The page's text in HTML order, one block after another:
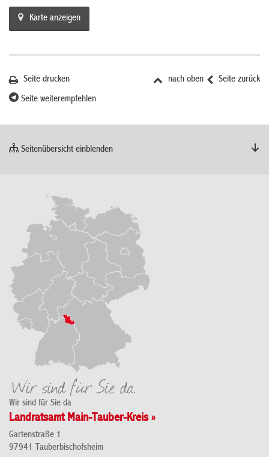
Karte anzeigen
Seite zurück
nach oben
Seite drucken
Seite weiterempfehlen
Seitenübersicht einblenden
Wir sind für Sie da
Landratsamt Main-Tauber-Kreis »
Gartenstraße 1
97941 Tauberbischofsheim